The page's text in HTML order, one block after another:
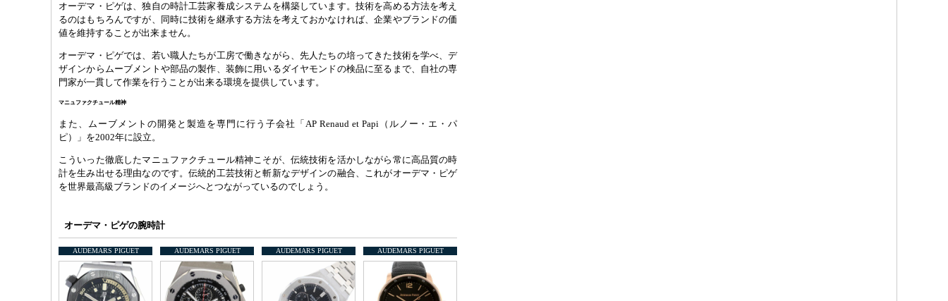
オーデマ・ピゲは、独自の時計工芸家養成システムを構築しています。技術を高める方法を考え
るのはもちろんですが、同時に技術を継承する方法を考えておかなければ、企業やブランドの価
値を維持することが出来ません。
オーデマ・ピゲでは、若い職人たちが工房で働きながら、先人たちの培ってきた技術を学べ、デ
ザインからムーブメントや部品の製作、装飾に用いるダイヤモンドの検品に至るまで、自社の専
門家が一貫して作業を行うことが出来る環境を提供しています。
マニュファクチュール精神
また、ムーブメントの開発と製造を専門に行う子会社「AP Renaud et Papi（ルノー・エ・パ
ピ）」を2002年に設立。
こういった徹底したマニュファクチュール精神こそが、伝統技術を活かしながら常に高品質の時
計を生み出せる理由なのです。伝統的工芸技術と斬新なデザインの融合、これがオーデマ・ピゲ
を世界最高級ブランドのイメージへとつながっているのでしょう。
オーデマ・ピゲの腕時計
AUDEMARS PIGUET AUDEMARS PIGUET AUDEMARS PIGUET AUDEMARS PIGUET